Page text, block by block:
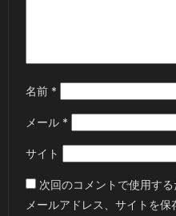
名前 *
メール *
サイト
次回のコメントで使用す
メールアドレス、サイトを保